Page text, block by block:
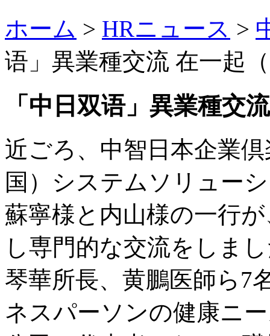
ホーム > HRニュース >
语」異業種交流 在一起
「中日双语」異業種交
近ごろ、中智日本企業
国）システムソリュー
蘇寧様と内山様の一行
し専門的な交流をしま
琴華所長、黄鵬医師ら7
ネスパーソンの健康ニ